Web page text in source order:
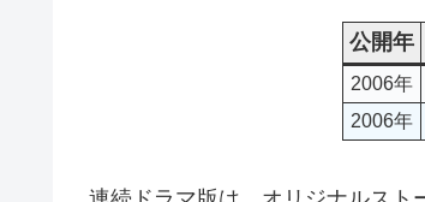
公開年
2006年
2006年